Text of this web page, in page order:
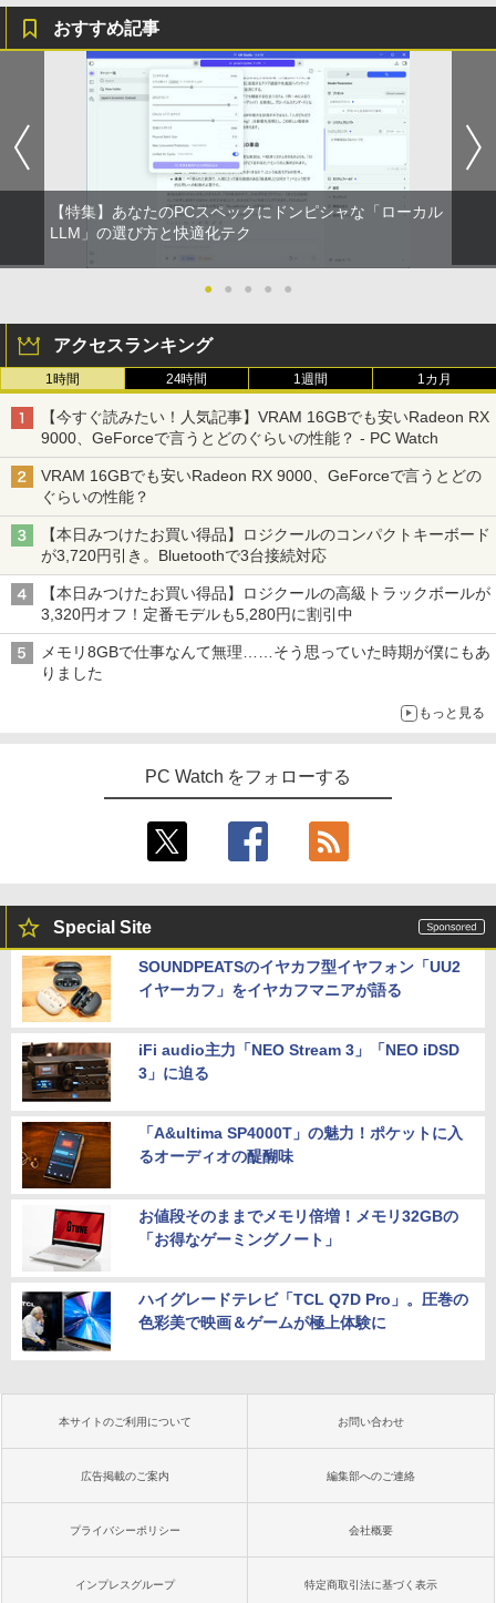
おすすめ記事
【特集】あなたのPCスペックにドンピシャな「ローカル
LLM」の選び方と快適化テク
● ● ● ● ●
アクセスランキング
1時間 24時間 1週間 1カ月
【今すぐ読みたい！人気記事】VRAM 16GBでも安いRadeon RX
9000、GeForceで言うとどのぐらいの性能？ - PC Watch
VRAM 16GBでも安いRadeon RX 9000、GeForceで言うとどの
ぐらいの性能？
【本日みつけたお買い得品】ロジクールのコンパクトキーボード
が3,720円引き。Bluetoothで3台接続対応
【本日みつけたお買い得品】ロジクールの高級トラックボールが
3,320円オフ！定番モデルも5,280円に割引中
メモリ8GBで仕事なんて無理……そう思っていた時期が僕にもあ
りました
もっと見る
PC Watch をフォローする
Special Site
SOUNDPEATSのイヤカフ型イヤフォン「UU2
イヤーカフ」をイヤカフマニアが語る
iFi audio主力「NEO Stream 3」「NEO iDSD
3」に迫る
「A&ultima SP4000T」の魅力！ポケットに入
るオーディオの醍醐味
お値段そのままでメモリ倍増！メモリ32GBの
「お得なゲーミングノート」
ハイグレードテレビ「TCL Q7D Pro」。圧巻の
色彩美で映画＆ゲームが極上体験に
本サイトのご利用について お問い合わせ
広告掲載のご案内 編集部へのご連絡
プライバシーポリシー 会社概要
インプレスグループ 特定商取引法に基づく表示